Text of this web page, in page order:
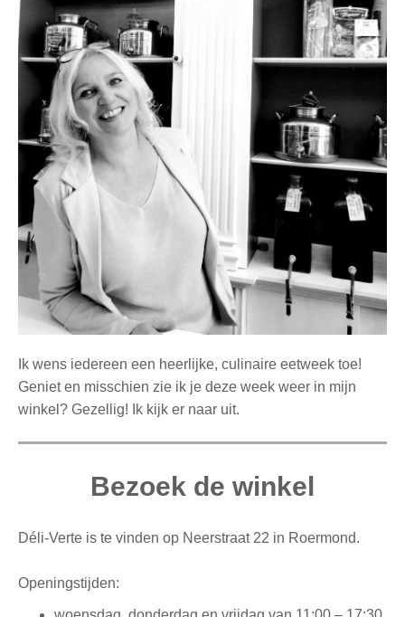
Ik wens iedereen een heerlijke, culinaire eetweek toe!
Geniet en misschien zie ik je deze week weer in mijn
winkel? Gezellig! Ik kijk er naar uit.
Bezoek de winkel
Déli-Verte is te vinden op Neerstraat 22 in Roermond.
Openingstijden: